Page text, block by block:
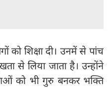
को शिक्षा दी। उनमें से पांच
से लिया जाता है। उन्होंने
को भी गुरु बनकर भक्ति